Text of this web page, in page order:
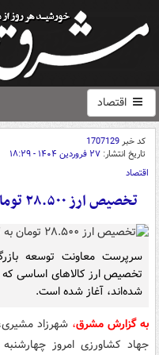
اقتصاد
کد خبر1707129
تاریخ انتشار: ۲۷ فروردین ۱۴۰۴ - ۱۸:۲۹
اقتصاد
تخصیص ارز ۲۸.۵۰۰ تومان به کالاهای اساسی ادامه دارد
سرپرست معاونت توسعه
شده‌اند، آغاز شده است.
به گزارش مشرق، شهرزاد
جهاد کشاورزی امروز